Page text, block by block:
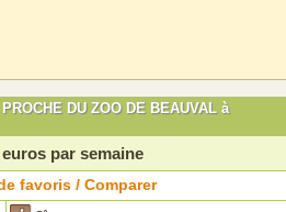
DU ZOO DE BEAUVAL à
euros par semaine
favoris / Comparer